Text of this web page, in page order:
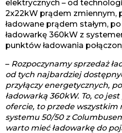
elektrycznych – od
2x22kW prądem
ładowane prądem stałym,
ładowarkę 360kW z
punktów ładowania
– Rozpoczynamy sprzedaż
od tych najbardziej
przyłączy energetycznych,
ładowarką 360kW. To, co
ofercie, to przede wszystkim
systemu 50/50 z
warto mieć ładowarkę do